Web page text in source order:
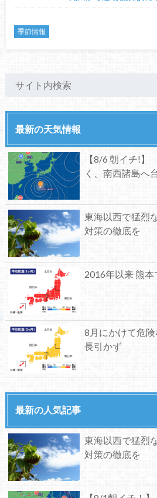
季節情報
最新の天気情報
【8/6 朝イチ!
く、南西諸島へ
東海以西で猛烈
対策の徹底を
2016年以来 熊本
8月にかけて危
長引かず
最新の人気記事
東海以西で猛烈
対策の徹底を